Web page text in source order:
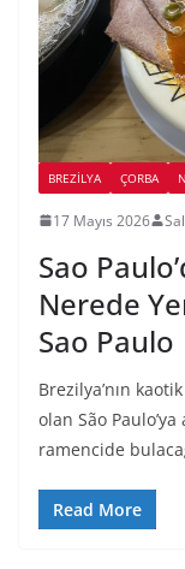
BREZILYA ÇORBA
17 Mayıs 2026
Sao
Nerede
Sao Paulo
Brezilya’nın
olan São
ramencide
Read More